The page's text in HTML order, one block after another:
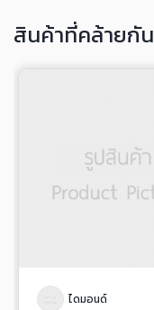
สินค้าที่คล้ายกัน
ไดมอนด์